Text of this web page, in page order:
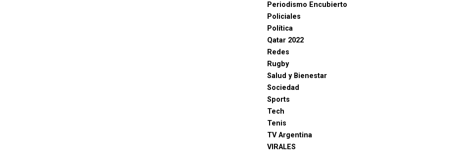
Periodismo Encubierto
Policiales
Política
Qatar 2022
Redes
Rugby
Salud y Bienestar
Sociedad
Sports
Tech
Tenis
TV Argentina
VIRALES